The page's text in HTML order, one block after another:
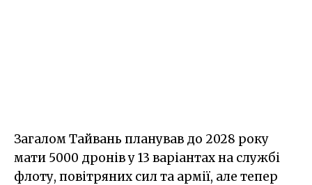
Загалом Тайвань планував до 2028 року
мати 5000 дронів у 13 варіантах на службі
флоту, повітряних сил та армії, але тепер